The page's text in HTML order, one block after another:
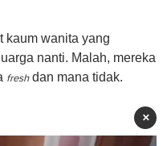
kaum wanita yang
nanti. Malah, mereka
freshdan mana tidak.
×